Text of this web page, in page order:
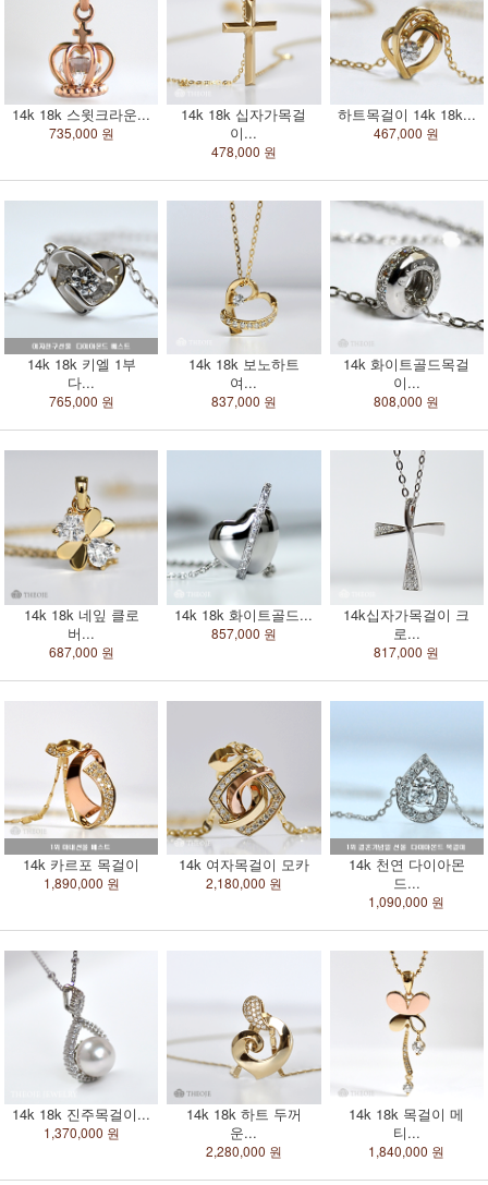
14k 18k 스윗크라운...
735,000 원
14k 18k 십자가목걸
이...
478,000 원
하트목걸이 14k 18k...
467,000 원
14k 18k 키엘 1부
다...
765,000 원
14k 18k 보노하트
여...
837,000 원
14k 화이트골드목걸
이...
808,000 원
14k 18k 네잎 클로
버...
687,000 원
14k 18k 화이트골드...
857,000 원
14k십자가목걸이 크
로...
817,000 원
14k 카르포 목걸이
1,890,000 원
14k 여자목걸이 모카
2,180,000 원
14k 천연 다이아몬
드...
1,090,000 원
14k 18k 진주목걸이...
1,370,000 원
14k 18k 하트 두꺼
운...
2,280,000 원
14k 18k 목걸이 메
티...
1,840,000 원